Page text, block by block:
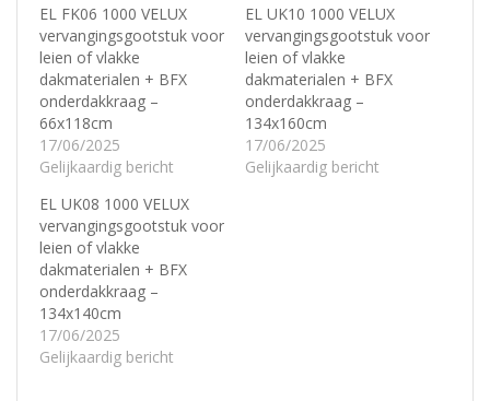
EL FK06 1000 VELUX
vervangingsgootstuk voor
leien of vlakke
dakmaterialen + BFX
onderdakkraag –
66x118cm
17/06/2025
Gelijkaardig bericht
EL UK10 1000 VELUX
vervangingsgootstuk voor
leien of vlakke
dakmaterialen + BFX
onderdakkraag –
134x160cm
17/06/2025
Gelijkaardig bericht
EL UK08 1000 VELUX
vervangingsgootstuk voor
leien of vlakke
dakmaterialen + BFX
onderdakkraag –
134x140cm
17/06/2025
Gelijkaardig bericht